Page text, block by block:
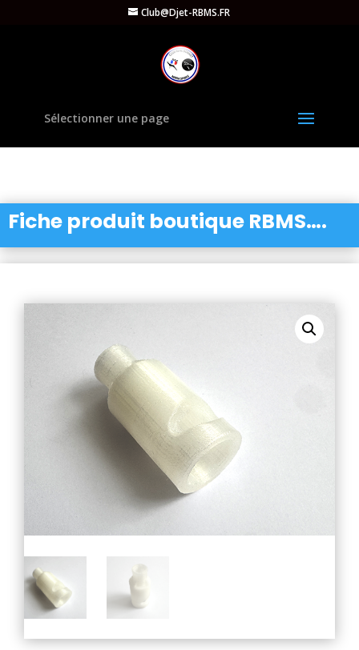
Club@Djet-RBMS.FR
Sélectionner une page
Fiche produit boutique RBMS….